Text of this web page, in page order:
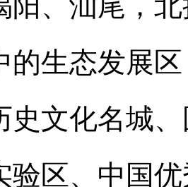
的生态发展
史文化名城
验区、中国